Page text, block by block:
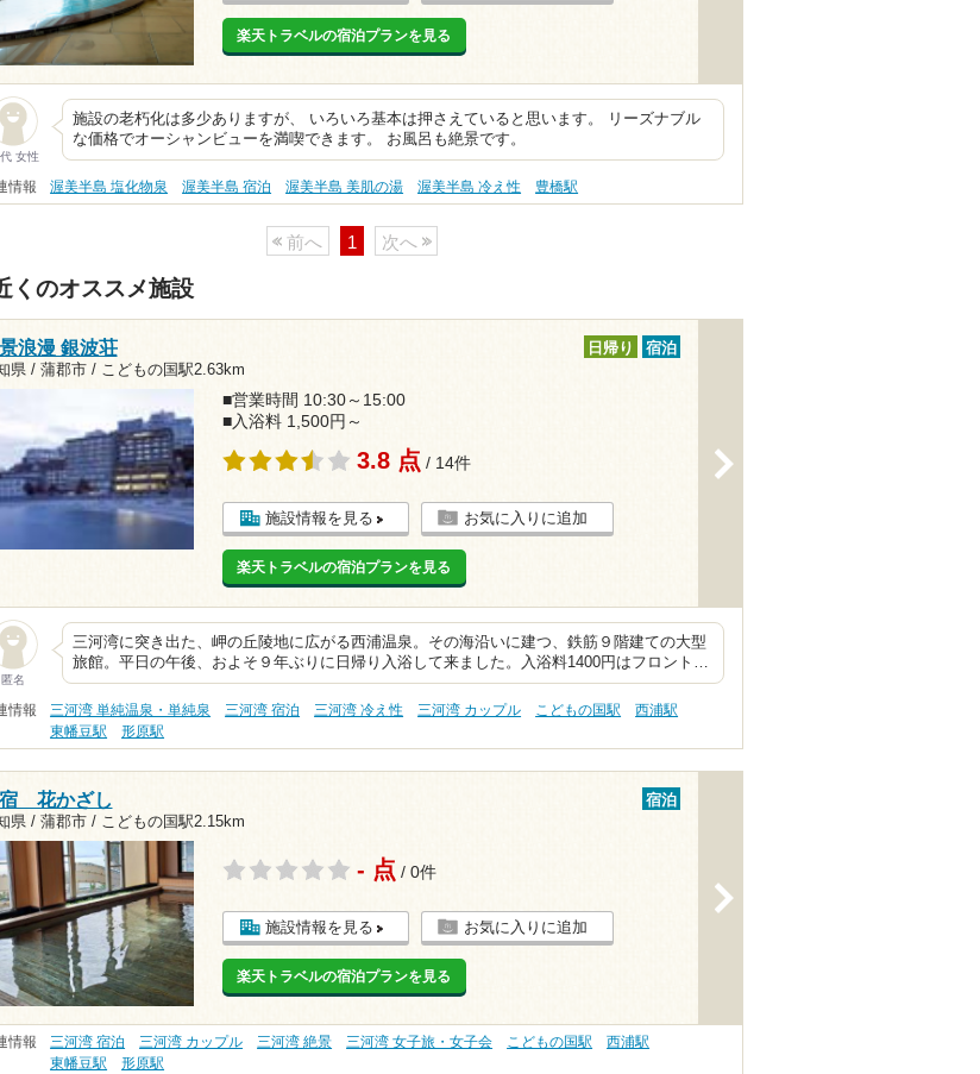
楽天トラベルの宿泊プランを見る
女性
施設の老朽化は多少ありますが、 いろいろ基本は押さえていると思います。 リーズナブル
な価格でオーシャンビューを満喫できます。 お風呂も絶景です。
情報 渥美半島 塩化物泉 渥美半島 宿泊 渥美半島 美肌の湯 渥美半島 冷え性 豊橋駅
前へ 1 次へ
くのオススメ施設
浪漫 銀波荘
県 / 蒲郡市 / こどもの国駅2.63km
日帰り 宿泊
■営業時間 10:30～15:00
■入浴料 1,500円～
3.8 点 / 14件
施設情報を見る お気に入りに追加
楽天トラベルの宿泊プランを見る
匿名
三河湾に突き出た、岬の丘陵地に広がる西浦温泉。その海沿いに建つ、鉄筋９階建ての大型
旅館。平日の午後、およそ９年ぶりに日帰り入浴して来ました。入浴料1400円はフロント…
情報 三河湾 単純温泉・単純泉 三河湾 宿泊 三河湾 冷え性 三河湾 カップル こどもの国駅
西浦駅
東幡豆駅
形原駅
花かざし
県 / 蒲郡市 / こどもの国駅2.15km
宿泊
- 点 / 0件
施設情報を見る お気に入りに追加
楽天トラベルの宿泊プランを見る
情報 三河湾 宿泊 三河湾 カップル 三河湾 絶景 三河湾 女子旅・女子会 こどもの国駅
西浦駅
東幡豆駅
形原駅